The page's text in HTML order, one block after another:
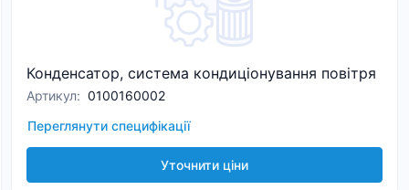
Конденсатор, система кондиціонування повітря
Артикул: 0100160002
Переглянути специфікації
Уточнити ціни